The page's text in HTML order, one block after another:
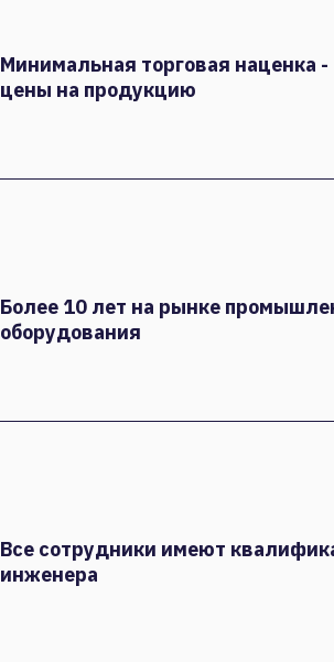
Минимальная торговая наценка
цены на продукцию
Более 10 лет на рынке
оборудования
Все сотрудники имеют
инженера